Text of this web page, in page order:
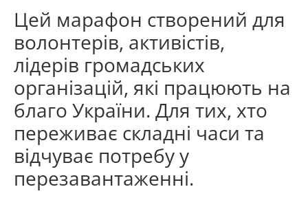
Цей марафон створений для
волонтерів, активістів,
лідерів громадських
організацій, які працюють на
благо України. Для тих, хто
переживає складні часи та
відчуває потребу у
перезавантаженні.